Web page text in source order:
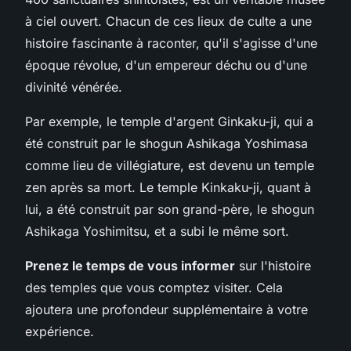
à ciel ouvert. Chacun de ces lieux de culte a une
histoire fascinante à raconter, qu'il s'agisse d'une
époque révolue, d'un empereur déchu ou d'une
divinité vénérée.
Par exemple, le temple d'argent Ginkaku-ji, qui a
été construit par le shogun Ashikaga Yoshimasa
comme lieu de villégiature, est devenu un temple
zen après sa mort. Le temple Kinkaku-ji, quant à
lui, a été construit par son grand-père, le shogun
Ashikaga Yoshimitsu, et a subi le même sort.
Prenez le temps de vous informer sur l'histoire
des temples que vous comptez visiter. Cela
ajoutera une profondeur supplémentaire à votre
expérience.